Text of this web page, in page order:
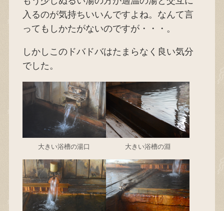
入るのが気持ちいいんですよね。なんて言
ってもしかたがないのですが・・・。
しかしこのドバドバはたまらなく良い気分
でした。
大きい浴槽の湯口 大きい浴槽の淵